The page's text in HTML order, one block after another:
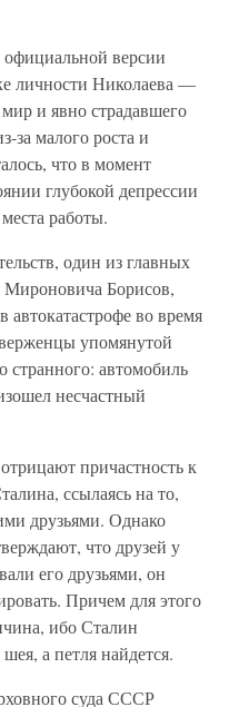
версии
личности Николаева —
и явно страдавшего
за малого роста и
что в момент
глубокой депрессии
работы.
один из главных
Борисов,
автокатастрофе во время
упомянутой
странного: автомобиль
несчастный
причастность к
ссылаясь на то,
друзьями. Однако
что друзей у
его друзьями, он
Причем для этого
ибо Сталин
а петля найдется.
суда СССР